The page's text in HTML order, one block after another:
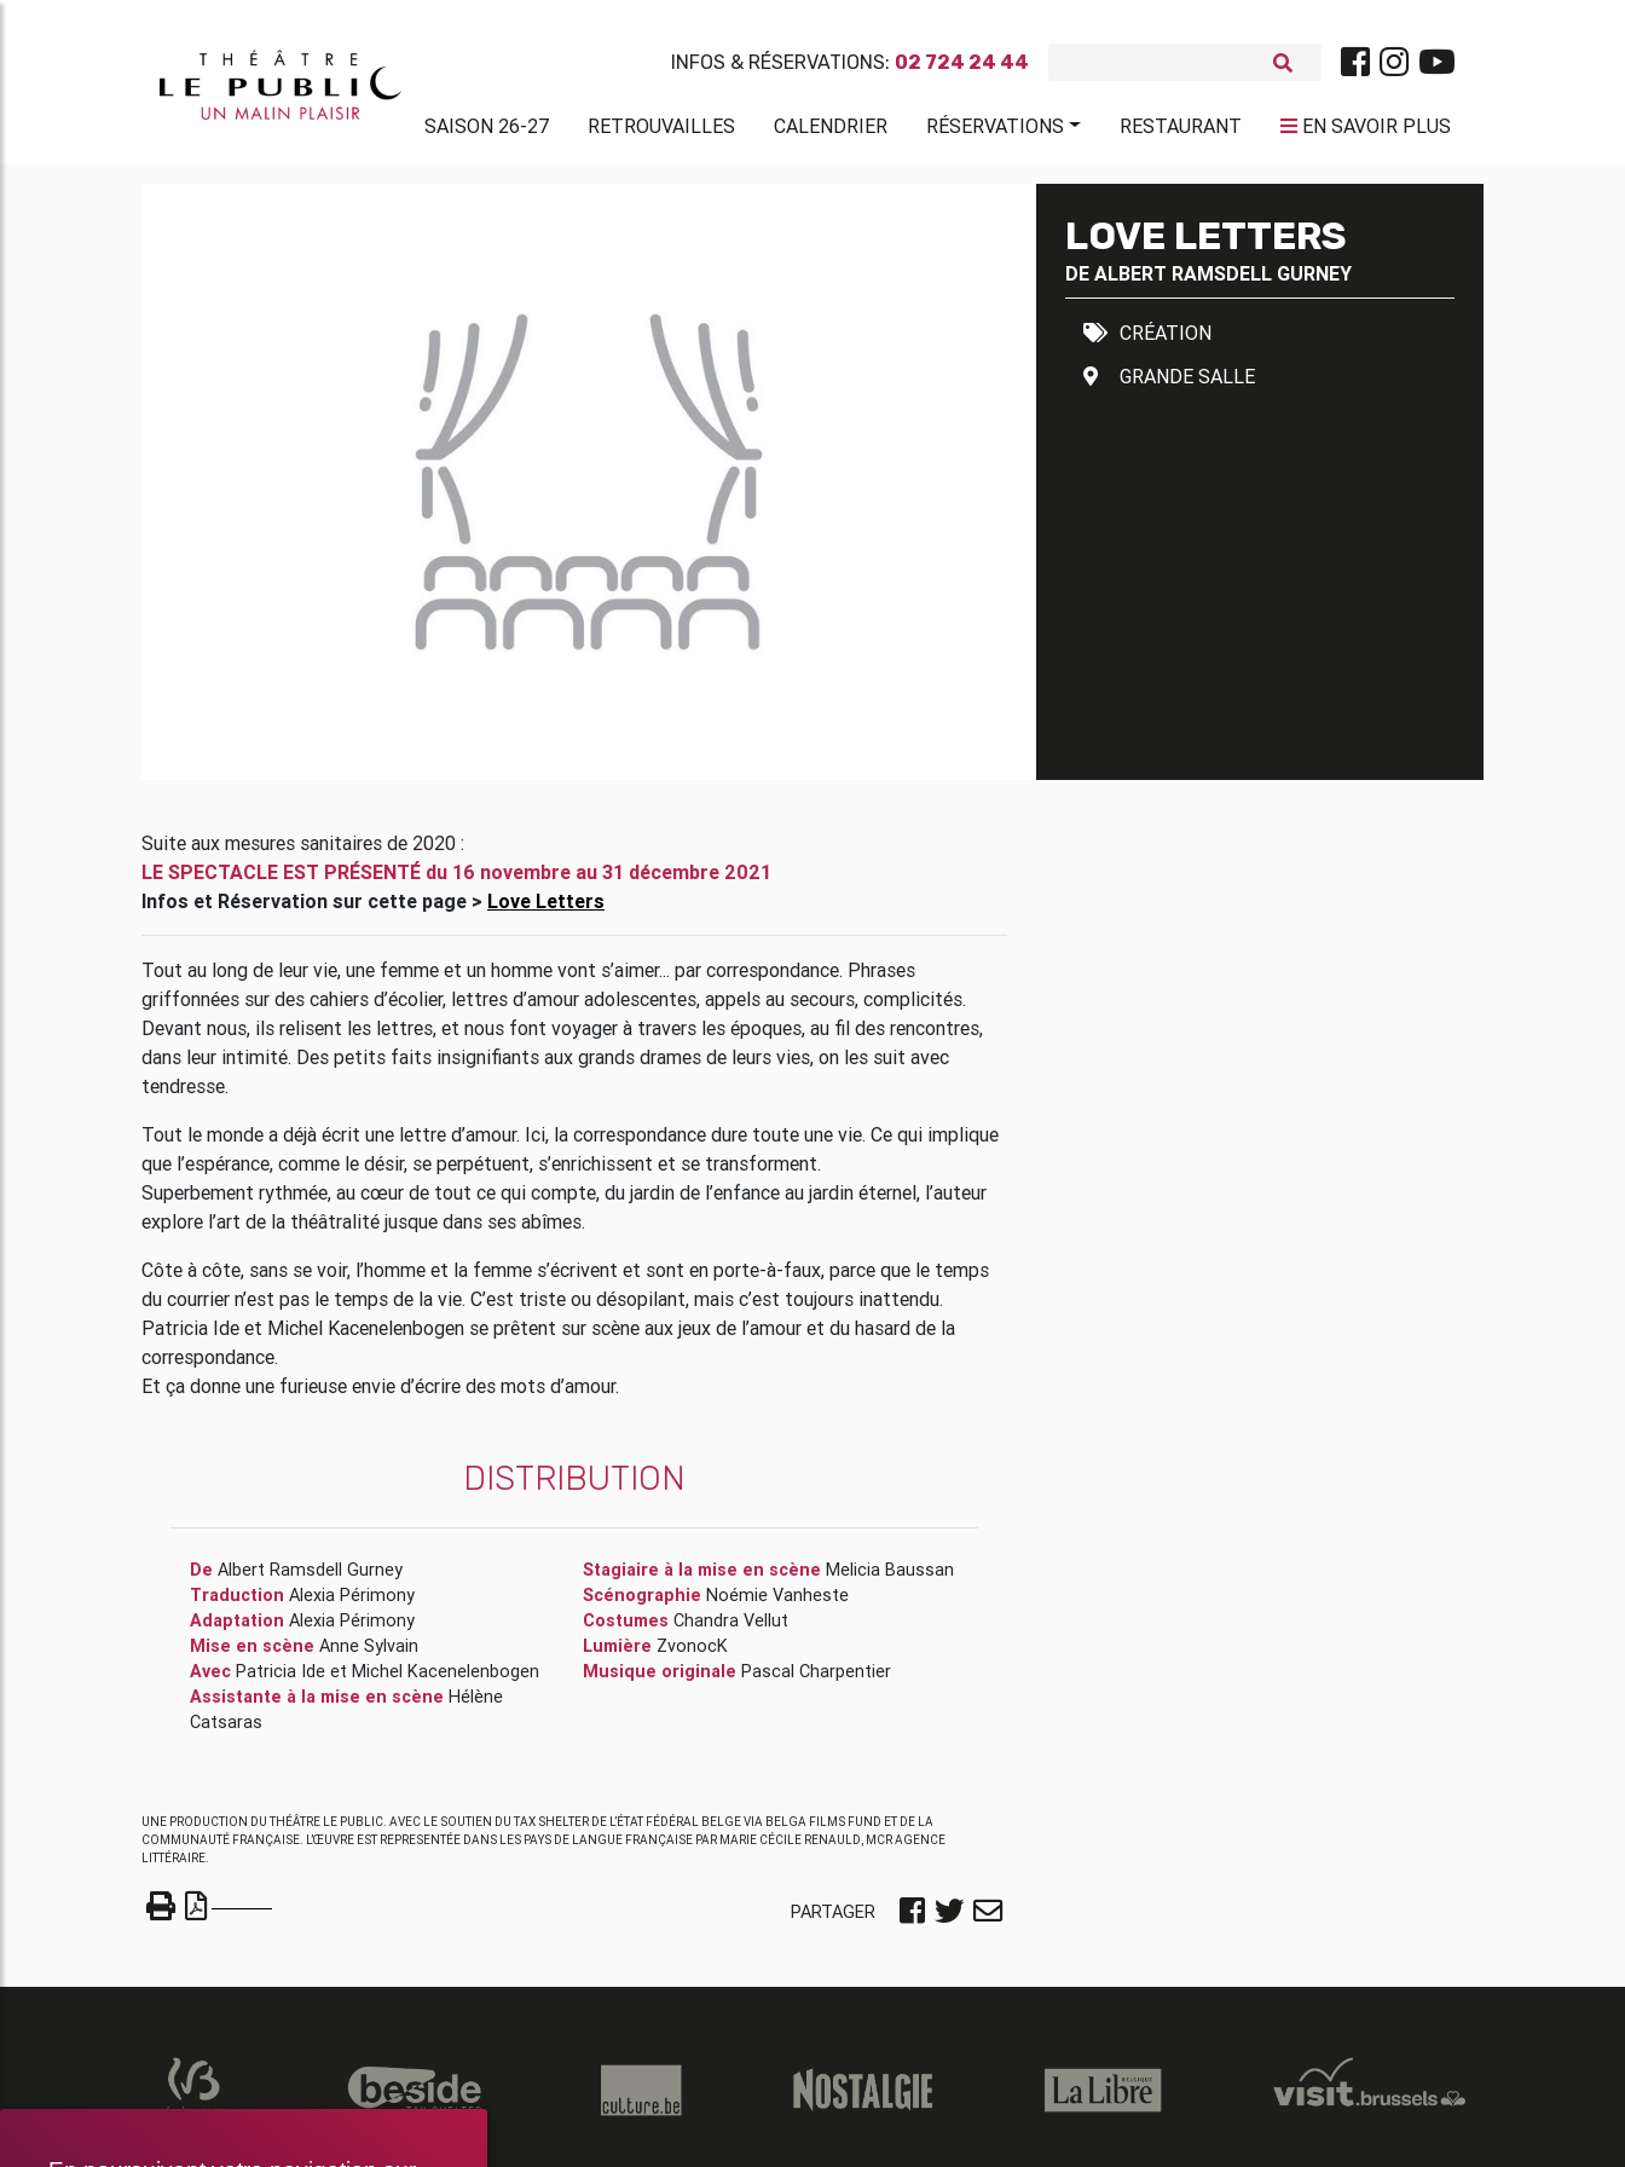
INFOS & RÉSERVATIONS: 02 724 24 44
SAISON 26-27 RETROUVAILLES CALENDRIER RÉSERVATIONS RESTAURANT EN SAVOIR PLUS
LOVE LETTERS
DE ALBERT RAMSDELL GURNEY
CRÉATION
GRANDE SALLE
Suite aux mesures sanitaires de 2020 :
LE SPECTACLE EST PRÉSENTÉ du 16 novembre au 31 décembre 2021
Infos et Réservation sur cette page > Love Letters
Tout au long de leur vie, une femme et un homme vont s’aimer... par correspondance. Phrases
griffonnées sur des cahiers d’écolier, lettres d’amour adolescentes, appels au secours, complicités.
Devant nous, ils relisent les lettres, et nous font voyager à travers les époques, au fil des rencontres,
dans leur intimité. Des petits faits insignifiants aux grands drames de leurs vies, on les suit avec
tendresse.
Tout le monde a déjà écrit une lettre d’amour. Ici, la correspondance dure toute une vie. Ce qui implique
que l’espérance, comme le désir, se perpétuent, s’enrichissent et se transforment.
Superbement rythmée, au cœur de tout ce qui compte, du jardin de l’enfance au jardin éternel, l’auteur
explore l’art de la théâtralité jusque dans ses abîmes.
Côte à côte, sans se voir, l’homme et la femme s’écrivent et sont en porte-à-faux, parce que le temps
du courrier n’est pas le temps de la vie. C’est triste ou désopilant, mais c’est toujours inattendu.
Patricia Ide et Michel Kacenelenbogen se prêtent sur scène aux jeux de l’amour et du hasard de la
correspondance.
Et ça donne une furieuse envie d’écrire des mots d’amour.
DISTRIBUTION
De Albert Ramsdell Gurney
Traduction Alexia Périmony
Adaptation Alexia Périmony
Mise en scène
Anne Sylvain
Avec
Patricia Ide et
Michel Kacenelenbogen
Assistante à la mise en scène Hélène
Catsaras
Stagiaire à la mise en scène Melicia Baussan
Scénographie Noémie Vanheste
Costumes Chandra Vellut
Lumière ZvonocK
Musique originale Pascal Charpentier
UNE PRODUCTION DU THÉÂTRE LE PUBLIC. AVEC LE SOUTIEN DU TAX SHELTER DE L’ÉTAT FÉDÉRAL BELGE VIA BELGA FILMS FUND ET DE LA
COMMUNAUTÉ FRANÇAISE. L’ŒUVRE EST REPRESENTÉE DANS LES PAYS DE LANGUE FRANÇAISE PAR MARIE CÉCILE RENAULD, MCR AGENCE
LITTÉRAIRE.
PARTAGER